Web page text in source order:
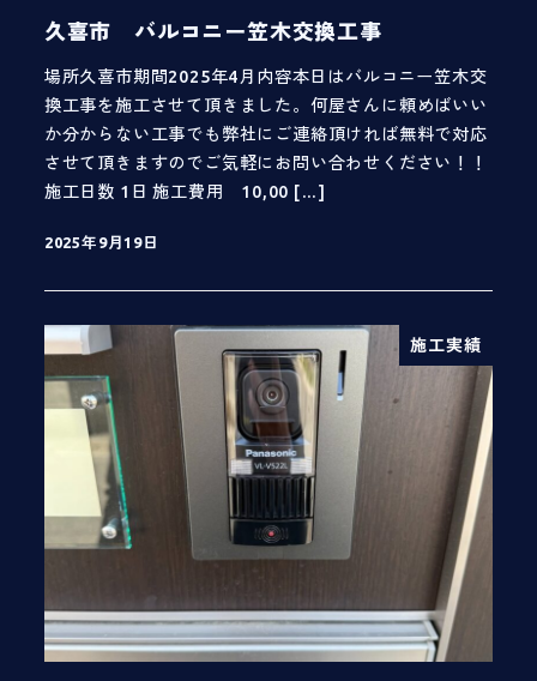
久喜市 バルコニー笠木交換工事
場所久喜市期間2025年4月内容本日はバルコニー笠木交
換工事を施工させて頂きました。何屋さんに頼めばいい
か分からない工事でも弊社にご連絡頂ければ無料で対応
させて頂きますのでご気軽にお問い合わせください！！
施工日数 1日 施工費用 10,00 […]
投稿日
2025年9月19日
施工実績